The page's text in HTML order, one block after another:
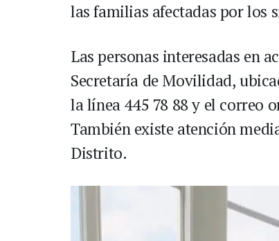
las familias afectadas por los
Las personas interesadas en
Secretaría de Movilidad,
la línea 445 78 88 y el correo
También existe atención
Distrito.